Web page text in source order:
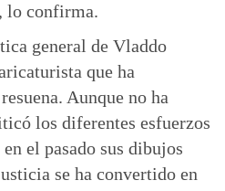
lo confirma.
general de Vladdo
que ha
Aunque no ha
los diferentes esfuerzos
el pasado sus dibujos
se ha convertido en